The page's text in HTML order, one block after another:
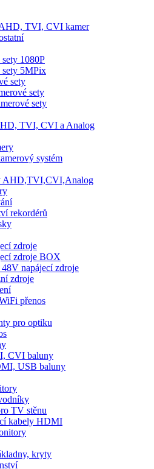
TVI, CVI kamer
1080P
sety 5MPix
sety
sety
sety
TVI, CVI a Analog
systém
AHD,TVI,CVI,Analog
rekordérů
zdroje
zdroje BOX
napájecí zdroje
zdroje
přenos
pro optiku
CVI baluny
USB baluny
TV stěnu
kabely HDMI
kryty